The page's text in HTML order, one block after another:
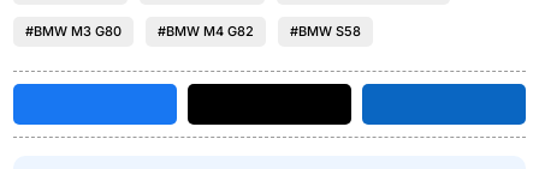
#BMW M3 G80 #BMW M4 G82 #BMW S58